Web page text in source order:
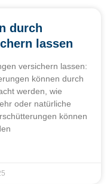
durch
lassen
versichern lassen:
können durch
werden, wie
oder natürliche
können